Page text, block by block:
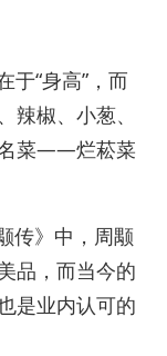
于“身高”，而
椒、小葱、
名菜——烂菘菜
传》中，周颙
品，而当今的
是业内认可的